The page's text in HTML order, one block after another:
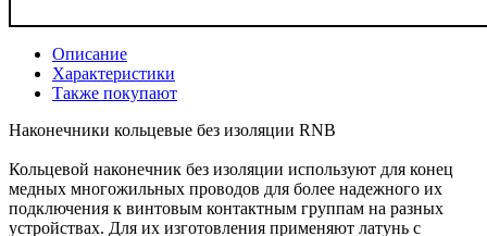
Описание
Характеристики
Также покупают
Наконечники кольцевые без изоляции RNB
Кольцевой наконечник без изоляции используют для конец
медных многожильных проводов для более надежного их
подключения к винтовым контактным группам на разных
устройствах. Для их изготовления применяют латунь с